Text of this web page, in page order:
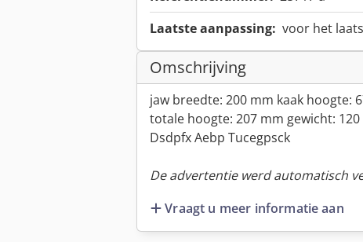
Laatste aanpassing: voor het
Omschrijving
jaw breedte: 200 mm kaak hoogte:
totale hoogte: 207 mm gewicht: 120
Dsdpfx Aebp Tucegpsck
De advertentie werd automatisch
Vraagt u meer informatie aan